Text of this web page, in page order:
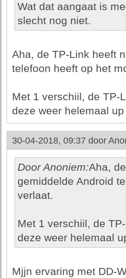
Wat dat aangaat is
slecht nog niet.
Aha, de TP-Link heeft
telefoon heeft op het
Met 1 verschiil, de TP-
deze weer helemaal
30-04-2018, 09:37 door
Door Anoniem:Aha,
gemiddelde Android
verlaat.
Met 1 verschiil, de
deze weer helemaal
Mjjn ervaring met DD-